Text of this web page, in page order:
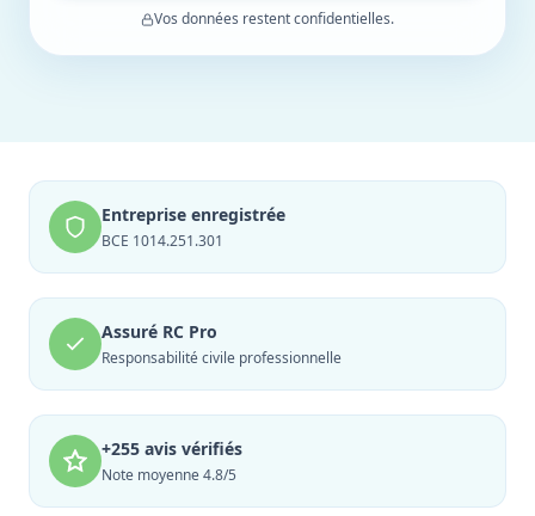
Vos données restent confidentielles.
Entreprise enregistrée
BCE 1014.251.301
Assuré RC Pro
Responsabilité civile professionnelle
+255 avis vérifiés
Note moyenne 4.8/5